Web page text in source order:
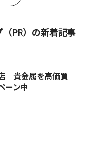
PR）の新着記事
貴金属を高価買
ーン中